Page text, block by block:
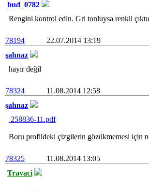
bud_0782
Rengini kontrol edin. Gri tonluysa renkli
78194
22.07.2014 13:19
şahnaz
hayır değil
78324
11.08.2014 12:58
şahnaz
258836-11.pdf
Boru profildeki çizgilerin gözükmemesi için
78325
11.08.2014 13:05
Travaci